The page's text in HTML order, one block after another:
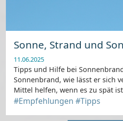
Sonne, Strand und
11.06.2025
Tipps und Hilfe bei
Sonnenbrand, wie lässt er sich
Mittel helfen, wenn es zu spät
#Empfehlungen #Tipps